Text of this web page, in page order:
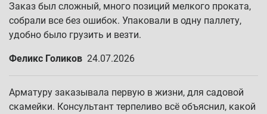
Заказ был сложный, много позиций мелкого проката,
собрали все без ошибок. Упаковали в одну паллету,
удобно было грузить и везти.
Феликс Голиков 24.07.2026
Арматуру заказывала первую в жизни, для садовой
скамейки. Консультант терпеливо всё объяснил, какой